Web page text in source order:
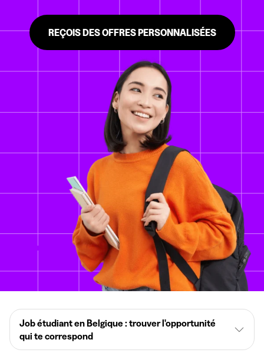
REÇOIS DES OFFRES PERSONNALISÉES
Job étudiant en Belgique : trouver l'opportunité
qui te correspond